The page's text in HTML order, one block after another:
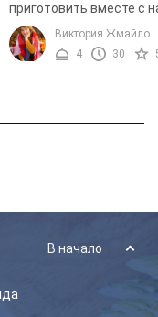
приготовить вместе с
пюре! У многих
ассоциируется с
наверняка все хотя бы
Виктория Жмайло
4
30
В начало